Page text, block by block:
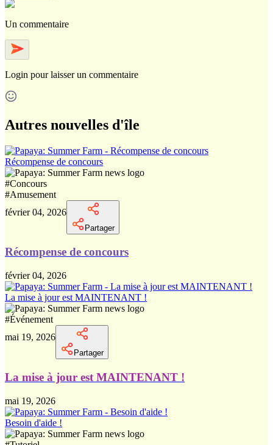
Un commentaire
Login pour laisser un commentaire
Autres nouvelles d'île
Récompense de concours
#Concours
#Amusement
février 04, 2026
Partager
Récompense de concours
février 04, 2026
La mise à jour est MAINTENANT !
#Événement
mai 19, 2026
Partager
La mise à jour est MAINTENANT !
mai 19, 2026
Besoin d'aide !